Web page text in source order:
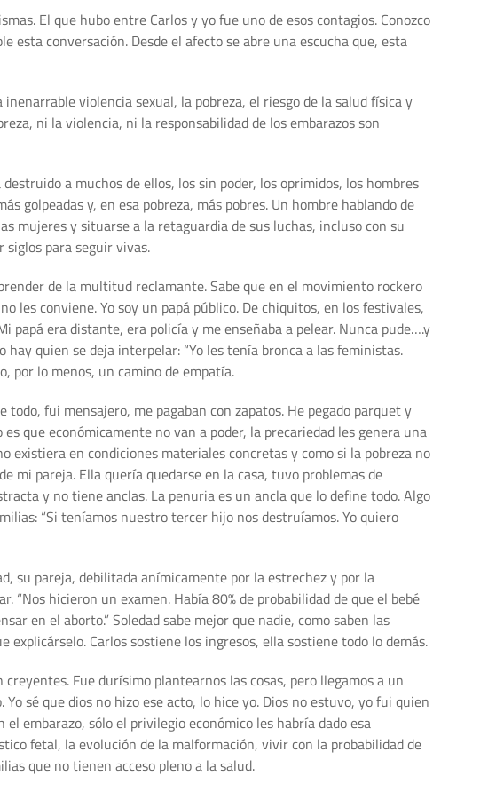
El que hubo entre Carlos y yo fue uno de esos contagios. Conozco
conversación. Desde el afecto se abre una escucha que, esta
violencia sexual, la pobreza, el riesgo de la salud física y
ni la violencia, ni la responsabilidad de los embarazos son
a muchos de ellos, los sin poder, los oprimidos, los hombres
golpeadas y, en esa pobreza, más pobres. Un hombre hablando de
mujeres y situarse a la retaguardia de sus luchas, incluso con su
siglos para seguir vivas.
de la multitud reclamante. Sabe que en el movimiento rockero
les conviene. Yo soy un papá público. De chiquitos, en los festivales,
papá era distante, era policía y me enseñaba a pelear. Nunca pude….y
quien se deja interpelar: “Yo les tenía bronca a las feministas.
por lo menos, un camino de empatía.
fui mensajero, me pagaban con zapatos. He pegado parquet y
que económicamente no van a poder, la precariedad les genera una
en condiciones materiales concretas y como si la pobreza no
mi pareja. Ella quería quedarse en la casa, tuvo problemas de
y no tiene anclas. La penuria es un ancla que lo define todo. Algo
“Si teníamos nuestro tercer hijo nos destruíamos. Yo quiero
su pareja, debilitada anímicamente por la estrechez y por la
hicieron un examen. Había 80% de probabilidad de que el bebé
en el aborto.” Soledad sabe mejor que nadie, como saben las
Carlos sostiene los ingresos, ella sostiene todo lo demás.
Fue durísimo plantearnos las cosas, pero llegamos a un
sé que dios no hizo ese acto, lo hice yo. Dios no estuvo, yo fui quien
embarazo, sólo el privilegio económico les habría dado esa
fetal, la evolución de la malformación, vivir con la probabilidad de
que no tienen acceso pleno a la salud.